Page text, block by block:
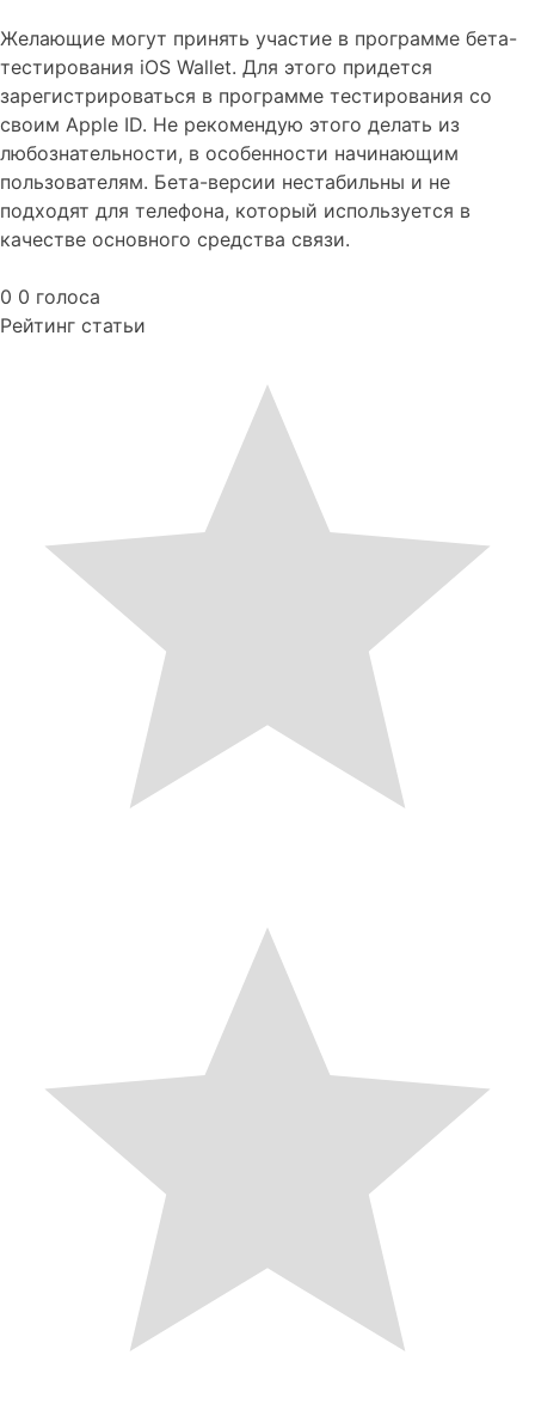
Желающие могут принять участие в программе бета-
тестирования iOS Wallet. Для этого придется
зарегистрироваться в программе тестирования со
своим Apple ID. Не рекомендую этого делать из
любознательности, в особенности начинающим
пользователям. Бета-версии нестабильны и не
подходят для телефона, который используется в
качестве основного средства связи.
0 0 голоса
Рейтинг статьи